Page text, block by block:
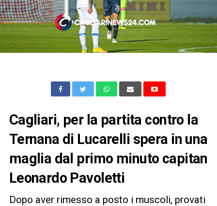
Cagliari, per la partita contro la
Ternana di Lucarelli spera in una
maglia dal primo minuto capitan
Leonardo Pavoletti
Dopo aver rimesso a posto i muscoli, provati